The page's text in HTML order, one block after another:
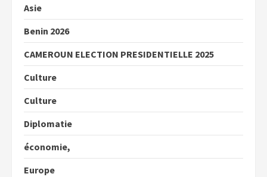
Asie
Benin 2026
CAMEROUN ELECTION PRESIDENTIELLE 2025
Culture
Culture
Diplomatie
économie,
Europe